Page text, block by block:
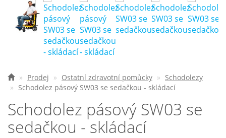
O nás
Kontakt
Prodej Ostatní zdravotní pomůcky
Schodolezy
Schodolez pásový SW03 se sedačkou - skládací
Schodolez pásový SW03 se
sedačkou - skládací